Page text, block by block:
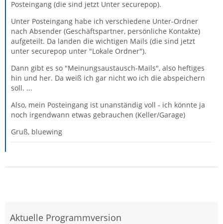
Posteingang (die sind jetzt Unter securepop).
Unter Posteingang habe ich verschiedene Unter-Ordner
nach Absender (Geschäftspartner, persönliche Kontakte)
aufgeteilt. Da landen die wichtigen Mails (die sind jetzt
unter securepop unter "Lokale Ordner").
Dann gibt es so "Meinungsaustausch-Mails", also heftiges
hin und her. Da weiß ich gar nicht wo ich die abspeichern
soll. ...
Also, mein Posteingang ist unanständig voll - ich könnte ja
noch irgendwann etwas gebrauchen (Keller/Garage)
Gruß, bluewing
Aktuelle Programmversion